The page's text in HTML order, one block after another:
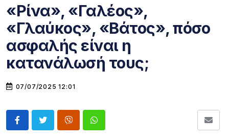
«Ρίνα», «Γαλέος»,
«Γλαύκος», «Βάτος», πόσο
ασφαλής είναι η
κατανάλωσή τους;
07/07/2025 12:01